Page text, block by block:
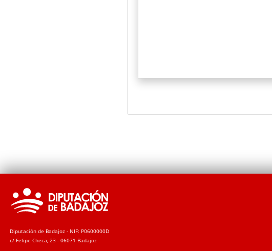
Diputación de Badajoz - NIF: P0600000D
c/ Felipe Checa, 23 - 06071 Badajoz